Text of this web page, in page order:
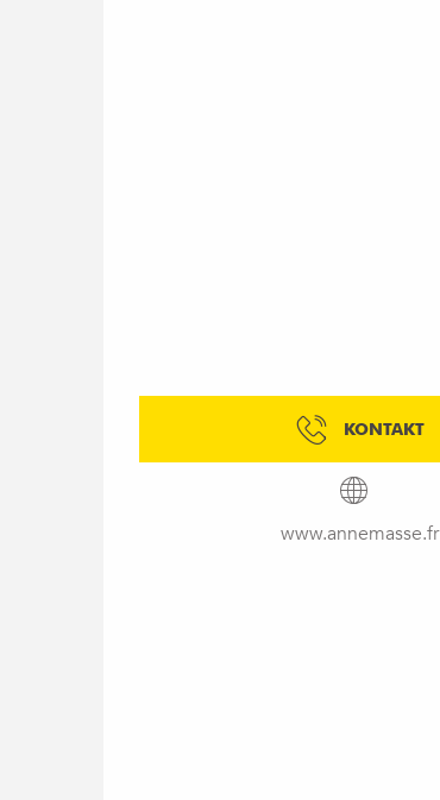
KONTAKT
www.annemasse.fr